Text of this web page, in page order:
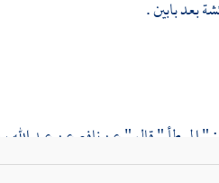
بعد بابين .
" الموطأ " قال " عننافع عن عبد الله
أن يشعره وذلك في مكان واحد وهو